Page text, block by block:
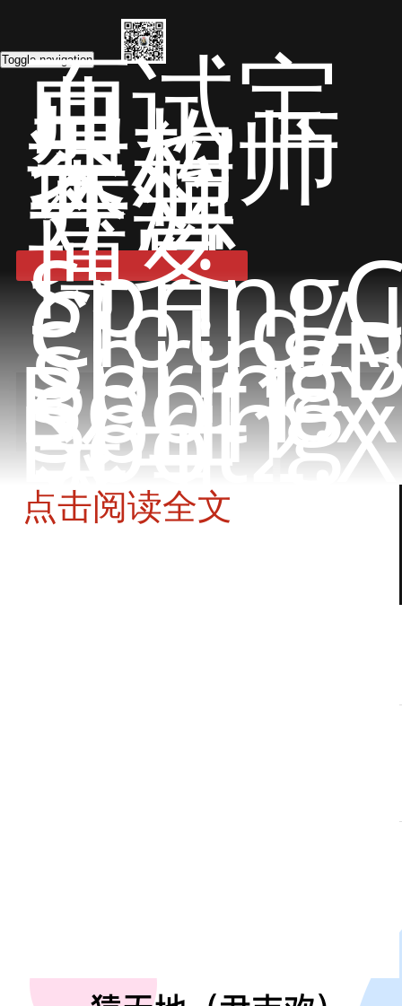
Toggle navigation
面试宝
典
架构师
课程
开源
文章
博客
Spring
Boot1.X
Spring
Boot2.X
关于
登录|
注册
点击阅读全文